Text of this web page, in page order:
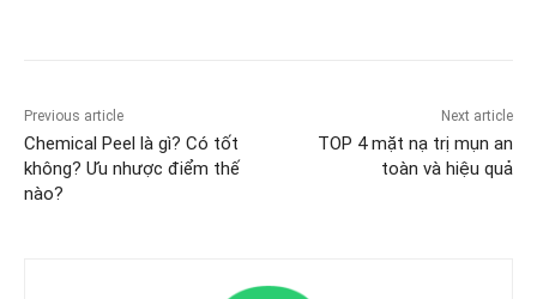
Previous article
Chemical Peel là gì? Có tốt
không? Ưu nhược điểm thế
nào?
Next article
TOP 4 mặt nạ trị mụn an
toàn và hiệu quả